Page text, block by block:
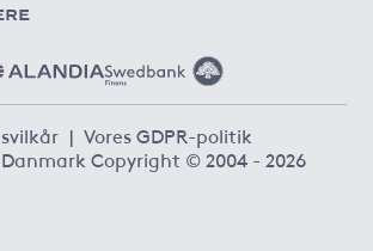
| Vores GDPR-politik
Copyright © 2004 - 2026